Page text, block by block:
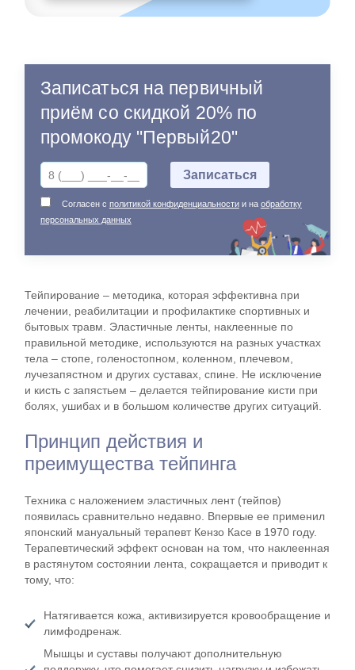
Записаться на первичный
приём со скидкой 20% по
промокоду "Первый20"
Согласен с политикой конфиденциальностии на обработку
персональных данных
Тейпирование – методика, которая эффективна при
лечении, реабилитации и профилактике спортивных и
бытовых травм. Эластичные ленты, наклеенные по
правильной методике, используются на разных участках
тела – стопе, голеностопном, коленном, плечевом,
лучезапястном и других суставах, спине. Не исключение
и кисть с запястьем – делается тейпирование кисти при
болях, ушибах и в большом количестве других ситуаций.
Принцип действия и
преимущества тейпинга
Техника с наложением эластичных лент (тейпов)
появилась сравнительно недавно. Впервые ее применил
японский мануальный терапевт Кензо Касе в 1970 году.
Терапевтический эффект основан на том, что наклеенная
в растянутом состоянии лента, сокращается и приводит к
тому, что:
Натягивается кожа, активизируется кровообращение и
лимфодренаж.
Мышцы и суставы получают дополнительную